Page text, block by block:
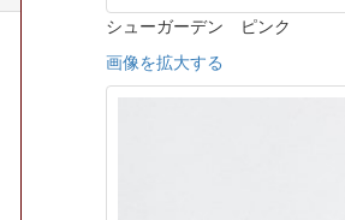
シューガーデン ピンク
画像を拡大する